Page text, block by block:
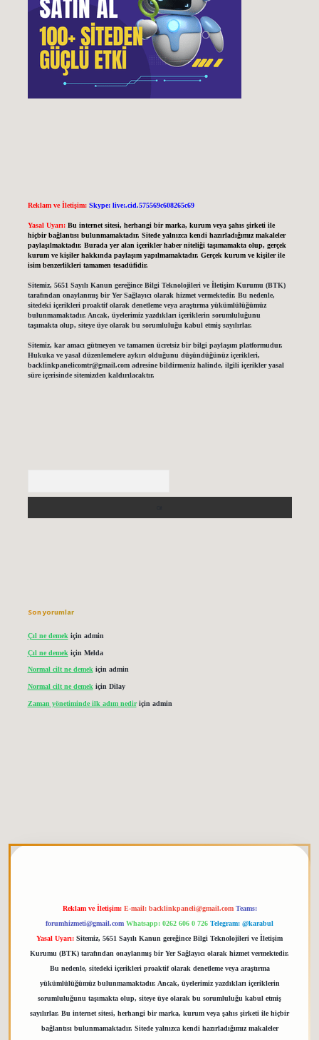
Reklam ve İletişim: Skype: live:.cid.575569c608265c69
Yasal Uyarı: Bu internet sitesi, herhangi bir marka, kurum veya şahıs şirketi ile
hiçbir bağlantısı bulunmamaktadır. Sitede yalnızca kendi hazırladığımız makaleler
paylaşılmaktadır. Burada yer alan içerikler haber niteliği taşımamakta olup, gerçek
kurum ve kişiler hakkında paylaşım yapılmamaktadır. Gerçek kurum ve kişiler ile
isim benzerlikleri tamamen tesadüfidir.
Sitemiz, 5651 Sayılı Kanun gereğince Bilgi Teknolojileri ve İletişim Kurumu (BTK)
tarafından onaylanmış bir Yer Sağlayıcı olarak hizmet vermektedir. Bu nedenle,
sitedeki içerikleri proaktif olarak denetleme veya araştırma yükümlülüğümüz
bulunmamaktadır. Ancak, üyelerimiz yazdıkları içeriklerin sorumluluğunu
taşımakta olup, siteye üye olarak bu sorumluluğu kabul etmiş sayılırlar.
Sitemiz, kar amacı gütmeyen ve tamamen ücretsiz bir bilgi paylaşım platformudur.
Hukuka ve yasal düzenlemelere aykırı olduğunu düşündüğünüz içerikleri,
backlinkpanelicomtr@gmail.comadresine bildirmeniz halinde, ilgili içerikler yasal
süre içerisinde sitemizden kaldırılacaktır.
Son yorumlar
Çıl ne demek için admin
Çıl ne demek için Melda
Normal cilt ne demekiçin admin
Normal cilt ne demek için Dilay
Zaman yönetiminde ilk adım nediriçin admin
Reklam ve İletişim: E-mail: backlinkpaneli@gmail.com Teams:
forumhizmeti@gmail.com Whatsapp: 0262 606 0 726 Telegram: @karabul
Yasal Uyarı: Sitemiz, 5651 Sayılı Kanun gereğince Bilgi Teknolojileri ve İletişim
Kurumu (BTK) tarafından onaylanmış bir Yer Sağlayıcı olarak hizmet vermektedir.
Bu nedenle, sitedeki içerikleri proaktif olarak denetleme veya araştırma
yükümlülüğümüz bulunmamaktadır. Ancak, üyelerimiz yazdıkları içeriklerin
sorumluluğunu taşımakta olup, siteye üye olarak bu sorumluluğu kabul etmiş
sayılırlar. Bu internet sitesi, herhangi bir marka, kurum veya şahıs şirketi ile hiçbir
bağlantısı bulunmamaktadır. Sitede yalnızca kendi hazırladığımız makaleler